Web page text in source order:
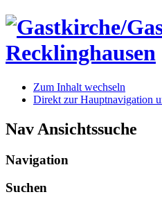
Zum Inhalt wechseln
Direkt zur Hauptnavigation
Nav Ansichtssuche
Navigation
Suchen